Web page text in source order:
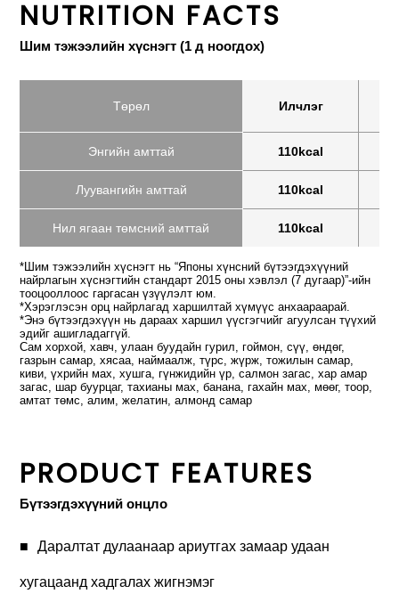
NUTRITION FACTS
Шим тэжээлийн хүснэгт (1 д ноогдох)
Төрөл Илчлэг
Энгийн амттай 110kcal
Луувангийн амттай 110kcal
Нил ягаан төмсний амттай 110kcal
*Шим тэжээлийн хүснэгт нь “Японы хүнсний бүтээгдэхүүний
найрлагын хүснэгтийн стандарт 2015 оны хэвлэл (7 дугаар)”-ийн
тооцооллоос гаргасан үзүүлэлт юм.
*Хэрэглэсэн орц найрлагад харшилтай хүмүүс анхаараарай.
*Энэ бүтээгдэхүүн нь дараах харшил үүсгэгчийг агуулсан түүхий
эдийг ашигладаггүй.
Сам хорхой, хавч, улаан буудайн гурил, гоймон, сүү, өндөг,
газрын самар, хясаа, наймаалж, түрс, жүрж, тожилын самар,
киви, үхрийн мах, хушга, гүнжидийн үр, салмон загас, хар амар
загас, шар буурцаг, тахианы мах, банана, гахайн мах, мөөг, тоор,
амтат төмс, алим, желатин, алмонд самар
PRODUCT FEATURES
Бүтээгдэхүүний онцло
Даралтат дулаанаар ариутгах замаар удаан
хугацаанд хадгалах жигнэмэг